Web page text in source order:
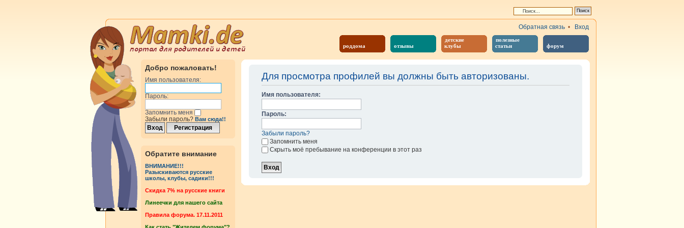
роддома отзывы
детские
клубы
полезные
статьи
форум
Обратная связь • Вход
Добро пожаловать!
Имя пользователя:
Пароль:
Запомнить меня
Забыли пароль? Вам сюда!!
Обратите внимание
ВНИМАНИЕ!!!
Разыскиваются русские
школы, клубы, садики!!!
Cкидка 7% на русские книги
Линеечки для нашего сайта
Правила форума. 17.11.2011
Для просмотра профилей вы должны быть авторизованы.
Имя пользователя:
Пароль:
Забыли пароль?
Запомнить меня
Скрыть моё пребывание на конференции в этот раз